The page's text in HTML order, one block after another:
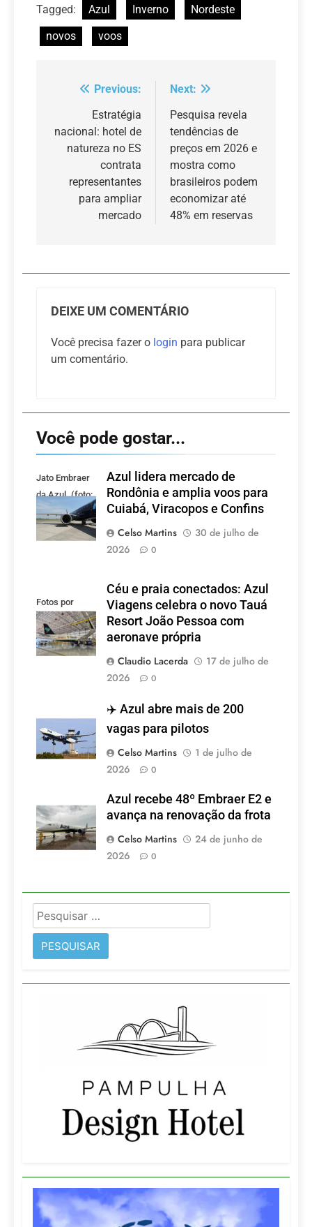
Tagged: Azul Inverno
Nordeste
novos
voos
Navegação
Post
Previous:
Estratégia
nacional: hotel de
natureza no ES
contrata
representantes
para ampliar
mercado
Next:
Pesquisa revela
tendências de
preços em 2026 e
mostra como
brasileiros podem
economizar até
48% em reservas
DEIXE UM COMENTÁRIO
Você precisa fazer o login para publicar
um comentário.
Você pode gostar...
Jato Embraer
da Azul. (foto:
Tudo Viagem)
Azul lidera mercado de
Rondônia e amplia voos para
Cuiabá, Viracopos e Confins
Celso Martins
30 de julho de
2026
0
Fotos por
Divulgação
Céu e praia conectados: Azul
Viagens celebra o novo Tauá
Resort João Pessoa com
aeronave própria
Claudio Lacerda
17 de julho de
2026
0
✈️ Azul abre mais de 200
vagas para pilotos
Celso Martins
1 de julho de
2026
0
Azul recebe 48º Embraer E2 e
avança na renovação da frota
Celso Martins
24 de junho de
2026
0
Pesquisar
por: